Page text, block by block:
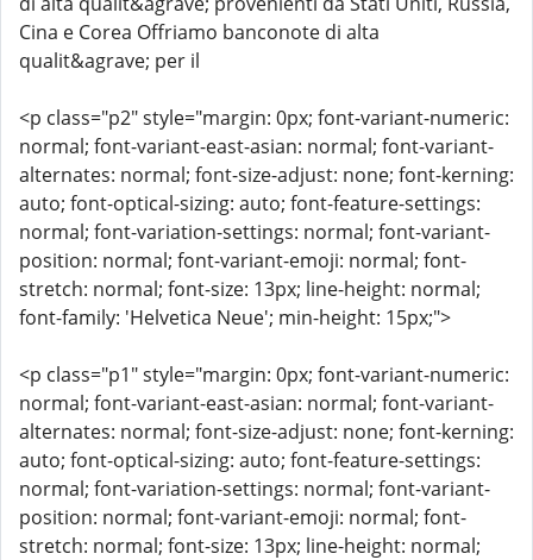
Cina e Corea Offriamo banconote di alta
qualit&agrave; per il
<p class="p2" style="margin: 0px; font-variant-numeric:
normal; font-variant-east-asian: normal; font-variant-
alternates: normal; font-size-adjust: none; font-kerning:
auto; font-optical-sizing: auto; font-feature-settings:
normal; font-variation-settings: normal; font-variant-
position: normal; font-variant-emoji: normal; font-
stretch: normal; font-size: 13px; line-height: normal;
font-family: 'Helvetica Neue'; min-height: 15px;">
<p class="p1" style="margin: 0px; font-variant-numeric:
normal; font-variant-east-asian: normal; font-variant-
alternates: normal; font-size-adjust: none; font-kerning:
auto; font-optical-sizing: auto; font-feature-settings:
normal; font-variation-settings: normal; font-variant-
position: normal; font-variant-emoji: normal; font-
stretch: normal; font-size: 13px; line-height: normal;